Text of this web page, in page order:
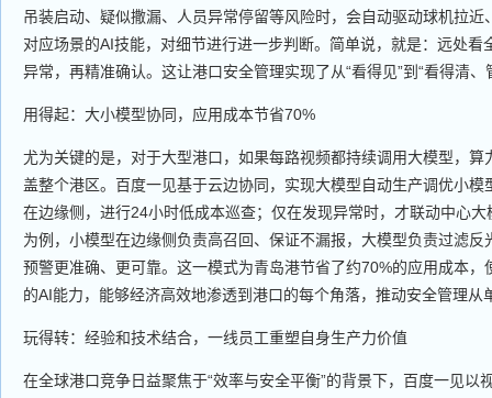
吊装启动、疑似撒漏、人员异常停留等风险时，会自动驱动球机拉近
对应场景的AI技能，对细节进行进一步判断。简单说，就是：远处看
异常，再精准确认。这让港口安全管理实现了从“看得见”到“看得清、
用得起：大小模型协同，应用成本节省70%
尤为关键的是，对于大型港口，如果每路视频都持续调用大模型，算
盖整个港区。百度一见基于云边协同，实现大模型自动生产调优小模
在边缘侧，进行24小时低成本巡查；仅在发现异常时，才联动中心
为例，小模型在边缘侧负责高召回、保证不漏报，大模型负责过滤反
预警更准确、更可靠。这一模式为青岛港节省了约70%的应用成本，
的AI能力，能够经济高效地渗透到港口的每个角落，推动安全管理从
玩得转：经验和技术结合，一线员工重塑自身生产力价值
在全球港口竞争日益聚焦于“效率与安全平衡”的背景下，百度一见以